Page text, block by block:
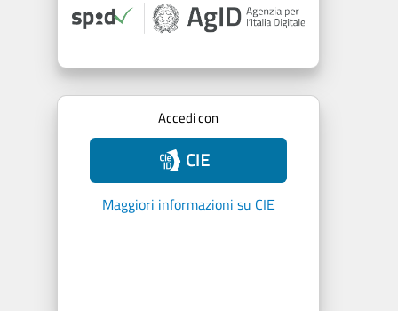
Accedi con
Maggiori informazioni su CIE